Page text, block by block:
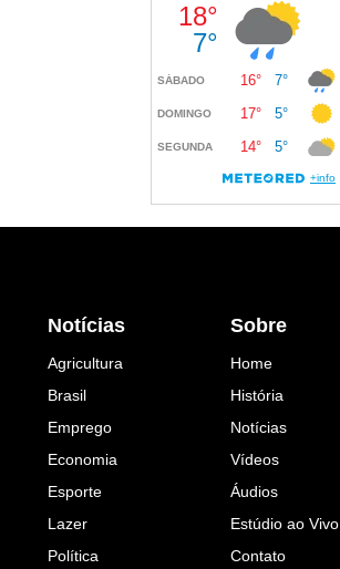
Notícias
Agricultura
Brasil
Emprego
Economia
Esporte
Lazer
Política
Sobre
Home
História
Notícias
Vídeos
Áudios
Estúdio ao Vivo
Contato